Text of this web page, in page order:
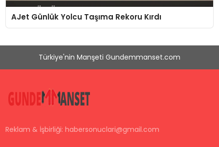
AJet Günlük Yolcu Taşıma Rekoru Kırdı
Türkiye'nin Manşeti Gundemmanset.com
Reklam & İşbirliği:habersonuclari@gmail.com